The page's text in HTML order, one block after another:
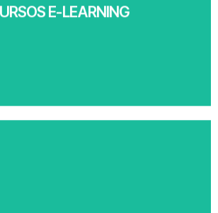
E-LEARNING
Ver más